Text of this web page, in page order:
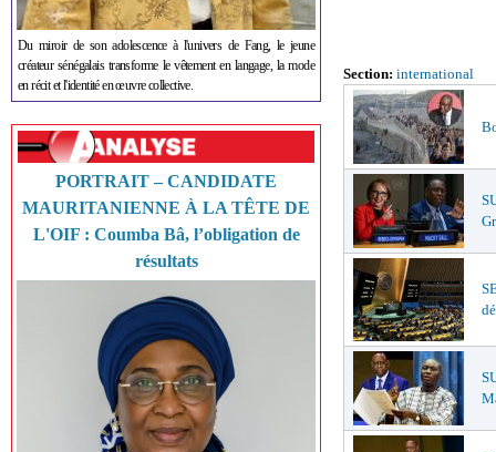
Du miroir de son adolescence à l'univers de Fang, le jeune
créateur sénégalais transforme le vêtement en langage, la mode
en récit et l'identité en œuvre collective.
PORTRAIT – CANDIDATE
MAURITANIENNE À LA TÊTE DE
L'OIF : Coumba Bâ, l’obligation de
résultats
Section: international